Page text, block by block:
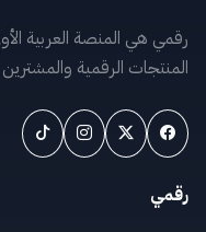
رقمي هي المنصة العربية
المنتجات الرقمية والمشترين
رقمي